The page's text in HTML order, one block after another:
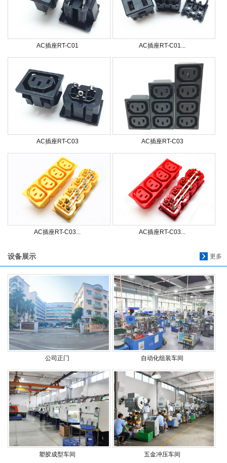
AC插座RT-C01 AC插座RT-C01...
AC插座RT-C03 AC插座RT-C03
AC插座RT-C03... AC插座RT-C03...
更多
设备展示
公司正门 自动化组装车间
塑胶成型车间 五金冲压车间